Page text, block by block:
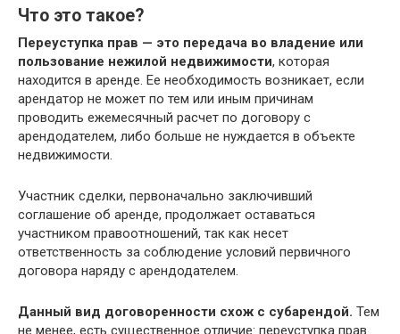
Что это такое?
Переуступка прав — это передача во владение или
пользование нежилой недвижимости, которая
находится в аренде. Ее необходимость возникает, если
арендатор не может по тем или иным причинам
проводить ежемесячный расчет по договору с
арендодателем, либо больше не нуждается в объекте
недвижимости.
Участник сделки, первоначально заключивший
соглашение об аренде, продолжает оставаться
участником правоотношений, так как несет
ответственность за соблюдение условий первичного
договора наряду с арендодателем.
Данный вид договоренности схож с субарендой. Тем
не менее, есть существенное отличие: переуступка прав